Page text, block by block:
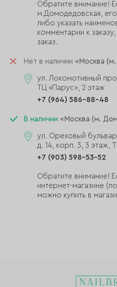
Обратите внимание!
м.Домодедовская,
либо указать
комментарии к
заказ.
Нет в наличии «Москва
ул. Локомотивный
ТЦ «Парус», 2 этаж
+7 (964) 586-88-48
В наличии «Москва (м.
ул. Ореховый
д. 14, корп. 3, 3 этаж,
+7 (903) 598-53-52
Обратите внимание!
интернет-магазине
можно купить в